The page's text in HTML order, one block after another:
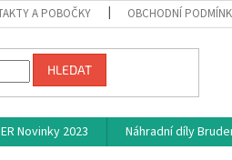
A POBOČKY OBCHODNÍ
HLEDAT
Novinky 2023 Náhradní díly